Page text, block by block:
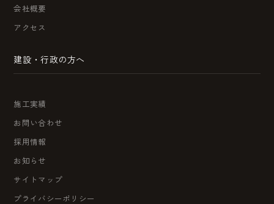
会社概要
アクセス
建設・行政の方へ
施工実績
お問い合わせ
採用情報
お知らせ
サイトマップ
プライバシーポリシー